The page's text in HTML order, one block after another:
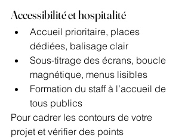
Accessibilité et hospitalité
Accueil prioritaire, places
dédiées, balisage clair
Sous-titrage des écrans, boucle
magnétique, menus lisibles
Formation du staff à l’accueil de
tous publics
Pour cadrer les contours de votre
projet et vérifier des points